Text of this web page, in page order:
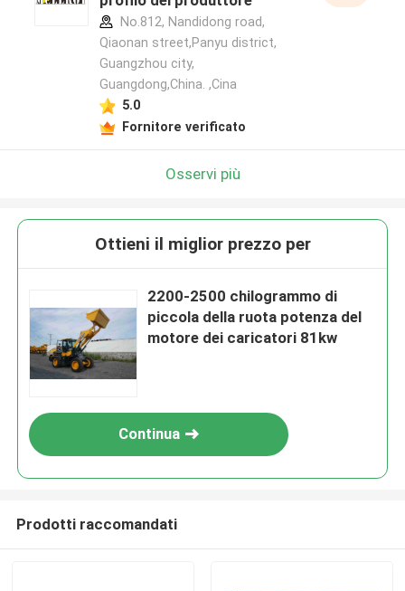
No.812, Nandidong road,
Qiaonan street,Panyu district,
Guangzhou city,
Guangdong,China. ,Cina
5.0
Fornitore verificato
Osservi più
Ottieni il miglior prezzo per
2200-2500 chilogrammo di
piccola della ruota potenza del
motore dei caricatori 81kw
Continua
Prodotti raccomandati